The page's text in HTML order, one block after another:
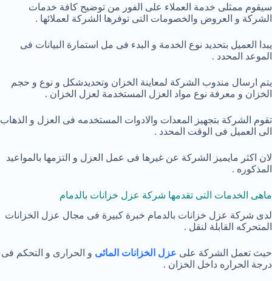
سيقوم ممثلى خدمة العملاء على الفور من توضيح كافة خدمات
الشركة و العروض والخصومات التى توفرها الشركة لعملائها .
يبدا العميل بتحديد نوع الخدمة و البدء فى مل استمارة البيانات فى
الموعد المحدد .
يتم ارسال مندوب الشركة لمعاينة الخزان وتحديدشكل و نوع و حجم
الخزان و معرفة نوع مواد العزل المستخدمة لعزل الخزان .
تقوم الشركة بتجهيز المعدات والادوات المستخدمه فى العزل و الذهاب
الى العميل فى الوقت المحدد .
لان اكثر مايميز الشركة عن غيرها فى عمل العزل و التزمها بالمواعيد
المذكوره .
ماهى الخدمات التى تقدمها شركة عزل خزانات بالدمام
لدى شركة عزل خزانات بالدمام خبرة كبيرة فى مجال عزل الخزانات
المتحركه القابلة لنقل .
حيث تعمل الشركة على عزل الخزانات المائى و الحرارى و التحكم فى
درجة الحراره داخل الخزان .